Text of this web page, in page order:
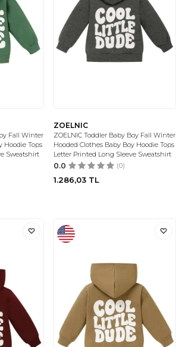
Fall Winter
Hoodie Tops
Sweatshirt
ZOELNIC
ZOELNIC Toddler Baby Boy Fall Winter
Hooded Clothes Baby Boy Hoodie Tops
Letter Printed Long Sleeve Sweatshirt
0.0 (0)
1.286,03 TL